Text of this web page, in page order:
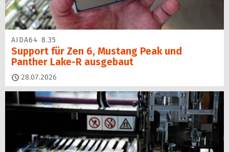
AIDA64 8.35
Support für Zen 6, Mustang Peak und
Panther Lake-R ausgebaut
28.07.2026